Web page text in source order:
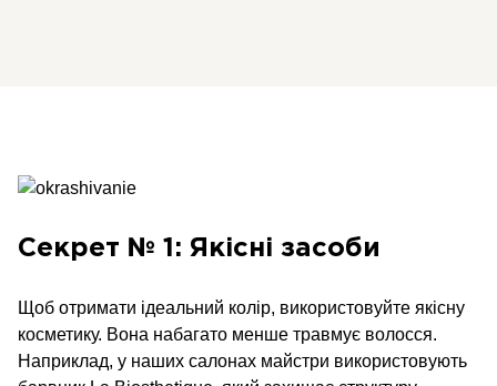
Секрет № 1: Якісні засоби
Щоб отримати ідеальний колір, використовуйте якісну
косметику. Вона набагато менше травмує волосся.
Наприклад, у наших салонах майстри використовують